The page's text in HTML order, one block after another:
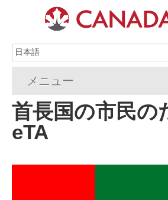
メニュー
ホーム
eTA申請
首長国の市民の
eTA